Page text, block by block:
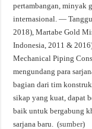
pertambangan, minyak
internasional. —
2018), Martabe Gold
Indonesia, 2011 &
Mechanical Piping
mengundang para
bagian dari tim
sikap yang kuat, dapat
baik untuk bergabung
sarjana baru. (sumber)